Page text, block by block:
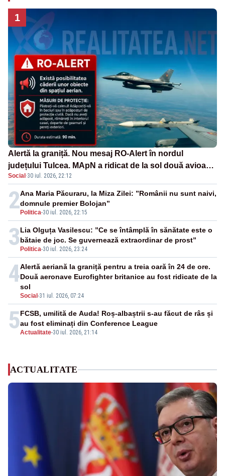
1
Alertă la graniță. Nou mesaj RO-Alert în nordul
județului Tulcea. MApN a ridicat de la sol două avioane
F-16
Social ·30 iul. 2026, 22:12
2 Politica-30 iul. 2026, 22:15
Ana Maria Păcuraru, la Miza Zilei: ”Românii nu sunt naivi,
domnule premier Bolojan”
3 Politica-30 iul. 2026, 23:24
Lia Olguța Vasilescu: ”Ce se întâmplă în sănătate este o
bătaie de joc. Se guvernează extraordinar de prost”
4
Social -31 iul. 2026, 07:24
Alertă aeriană la graniță pentru a treia oară în 24 de ore.
Două aeronave Eurofighter britanice au fost ridicate de la
sol
5Actualitate-30 iul. 2026, 21:14
FCSB, umilită de Auda! Roș-albaștrii s-au făcut de râs și
au fost eliminați din Conference League
ACTUALITATE